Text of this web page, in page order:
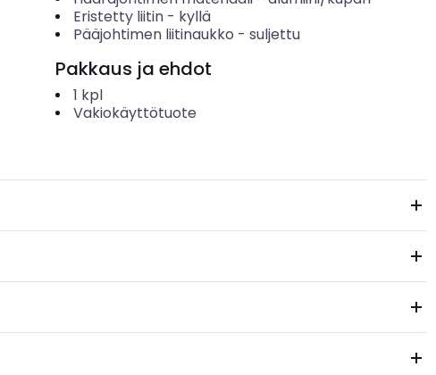
Eristetty liitin- kyllä
Pääjohtimen liitinaukko - suljettu
Pakkaus ja ehdot
1 kpl
Vakiokäyttötuote